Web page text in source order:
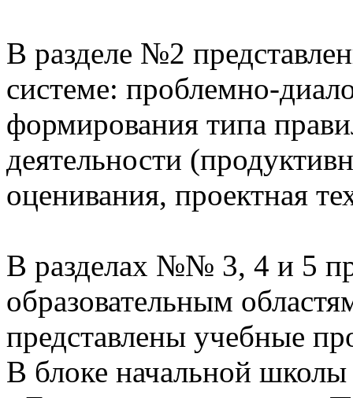
В разделе №2
системе: проблемно-
формирования типа
деятельности
оценивания, проектная
В разделах №№ 3, 4 и 5
образовательным
представлены учебные
В блоке начальной